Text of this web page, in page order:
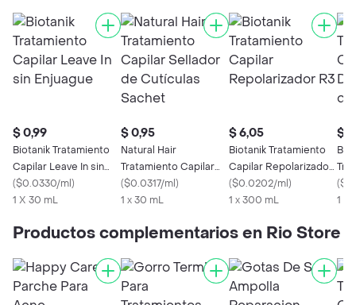
$ 0,99
Biotanik Tratamiento
Capilar Leave In sin
Enjuague
($0.0330/ml)
1 X 30 mL
$ 0,95
Natural Hair
Tratamiento Capilar
Sellador de Cutículas
Sachet
($0.0317/ml)
1 x 30 mL
$ 6,05
Biotanik Tratamiento
Capilar Repolarizador
R3
($0.0202/ml)
1 x 300 mL
$
BE
(
1 X
Productos complementarios en Rio Store